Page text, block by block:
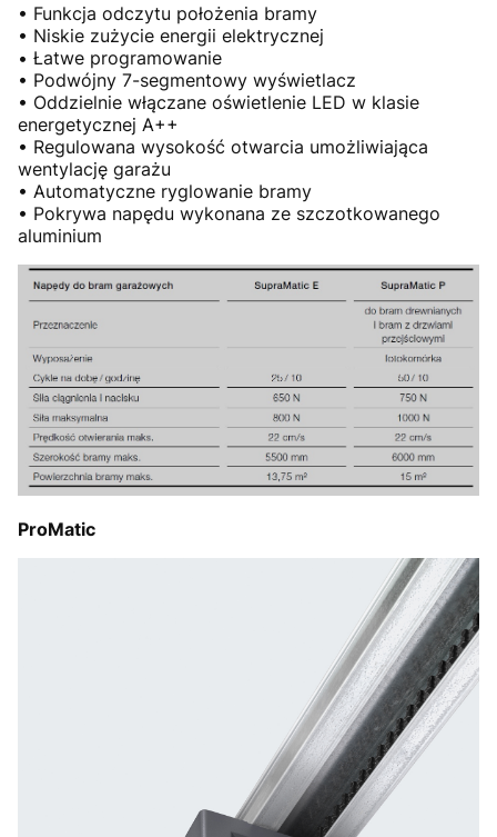
• Funkcja odczytu położenia bramy
• Niskie zużycie energii elektrycznej
• Łatwe programowanie
• Podwójny 7-segmentowy wyświetlacz
• Oddzielnie włączane oświetlenie LED w klasie
energetycznej A++
• Regulowana wysokość otwarcia umożliwiająca
wentylację garażu
• Automatyczne ryglowanie bramy
• Pokrywa napędu wykonana ze szczotkowanego
aluminium
ProMatic